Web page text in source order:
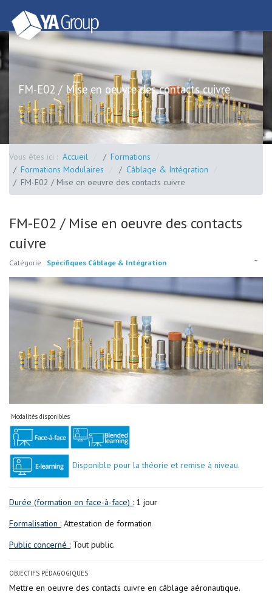
FM-E02 / Mise en oeuvre des contacts cuivre
Vous êtes ici : Accueil
Formations
Formations Modulaires
Câblage & Intégration
FM-E02 / Mise en oeuvre des contacts cuivre
FM-E02 / Mise en oeuvre des contacts
cuivre
Catégorie : Spécifiques Câblage & Intégration
Modalités disponibles
Disponible pour la théorie et remise à niveau.
Durée (formation en face-à-face) : 1 jour
Formalisation : Attestation de formation
Public concerné : Tout public.
OBJECTIFS PÉDAGOGIQUES
Mettre en oeuvre des contacts cuivre en câblage aéronautique.